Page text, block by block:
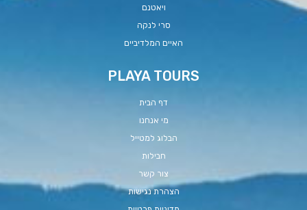
ויאטנם
סרי לנקה
האיים המלדיביים
PLAYA TOURS
דף הבית
מי אנחנו
הבלוג למטייל
חבילות
צור קשר
הצהרת נגישות